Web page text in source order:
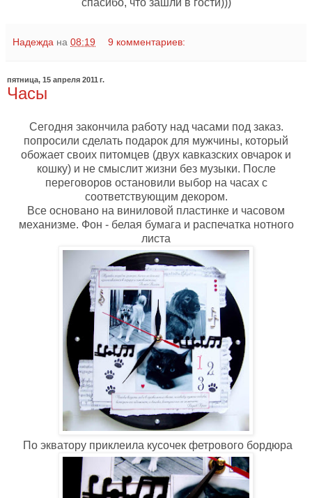
спасибо, что зашли в гости)))
Надежда на 08:19 9 комментариев:
пятница, 15 апреля 2011 г.
Часы
Сегодня закончила работу над часами под заказ.
попросили сделать подарок для мужчины, который
обожает своих питомцев (двух кавказских овчарок и
кошку) и не смыслит жизни без музыки. После
переговоров остановили выбор на часах с
соответствующим декором.
Все основано на виниловой пластинке и часовом
механизме. Фон - белая бумага и распечатка нотного
листа
По экватору приклеила кусочек фетрового бордюра